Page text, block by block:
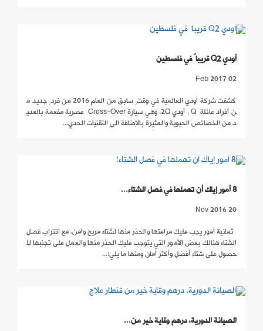
أودي Q2 قريباً في فلسطين
02 Feb 2017
كشفت شركة أودي العالمية في وقتٍ سابق من العام 2016 عن فردٍ جديد م
ن أفراد عائلة Q , أودي 2Q، وهي سيارة Cross-Over عصرية مفعمة بالعدي
د من الخصائص الحيوية والمثيرة بالإضافة الى التقنيات الحدي...
8 أمور إياك أن تهملها في فصل الشتاء...
20 Nov 2016
ثمانية أمور يجب عليك مراعتها والحذر منها لشتاء مريح وآمن. مع اقتراب فصل
الشتاء هنالك بعض الأمور التي يتوجب عليك الحذر منها والعمل على تجنبها لل
حصول على شتاء أفضل وأكثر أمان ومنها ما يلي:...
الصيانة الدورية، درهم وقاية خير من...